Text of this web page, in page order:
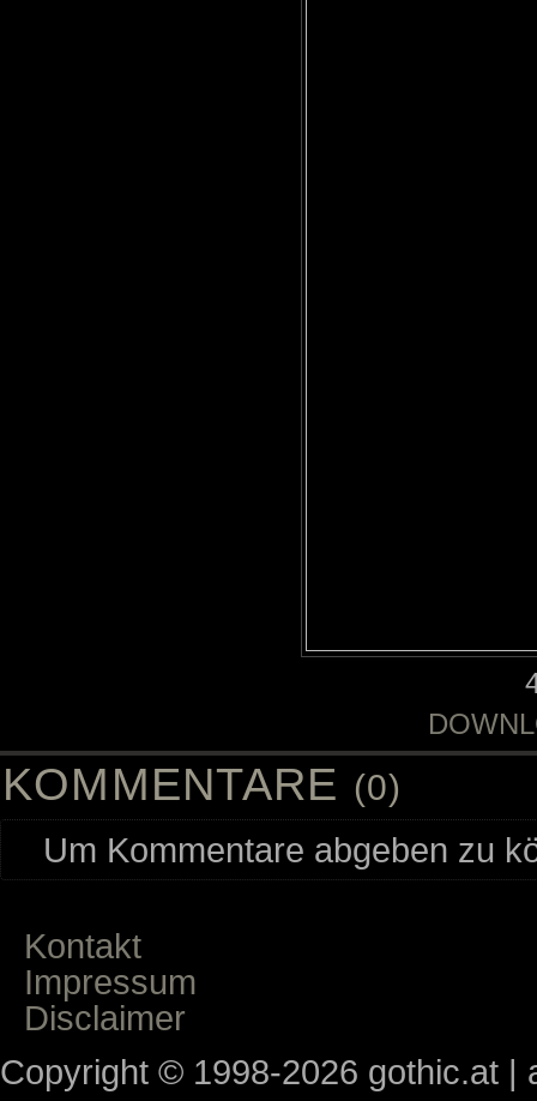
KOMMENTARE (0)
Um Kommentare abgeben zu
Kontakt
Impressum
Disclaimer
Copyright © 1998-2026 gothic.at |